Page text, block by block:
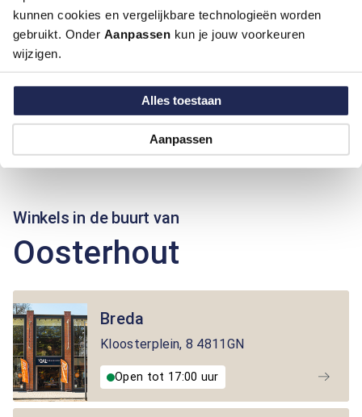
kunnen cookies en vergelijkbare technologieën worden
gebruikt. Onder Aanpassen kun je jouw voorkeuren
wijzigen.
Alles toestaan
Aanpassen
Winkels in de buurt van
Oosterhout
Breda
Kloosterplein, 8 4811GN
Open tot 17:00 uur